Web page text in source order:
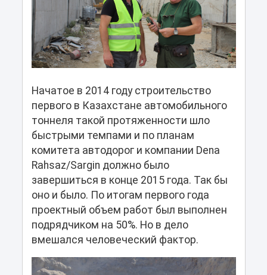
Начатое в 2014 году строительство
первого в Казахстане автомобильного
тоннеля такой протяженности шло
быстрыми темпами и по планам
комитета автодорог и компании Dena
Rahsaz/Sargin должно было
завершиться в конце 2015 года. Так бы
оно и было. По итогам первого года
проектный объем работ был выполнен
подрядчиком на 50%. Но в дело
вмешался человеческий фактор.